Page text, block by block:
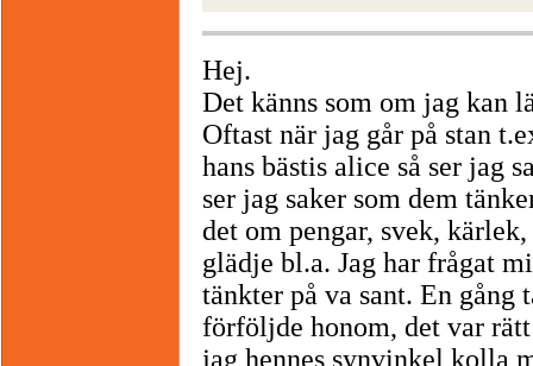
Hej.
Det känns som om jag kan
Oftast när jag går på stan
hans bästis alice så ser jag
ser jag saker som dem
det om pengar, svek,
glädje bl.a. Jag har frågat
tänkter på va sant. En gång
förföljde honom, det var
jag hennes synvinkel kolla